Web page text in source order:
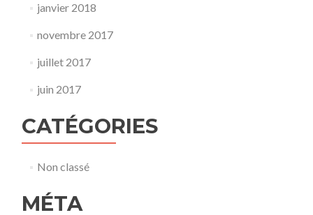
janvier 2018
novembre 2017
juillet 2017
juin 2017
CATÉGORIES
Non classé
MÉTA